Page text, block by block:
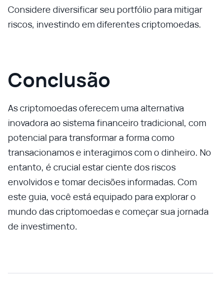
Considere diversificar seu portfólio para mitigar
riscos, investindo em diferentes criptomoedas.
Conclusão
As criptomoedas oferecem uma alternativa
inovadora ao sistema financeiro tradicional, com
potencial para transformar a forma como
transacionamos e interagimos com o dinheiro. No
entanto, é crucial estar ciente dos riscos
envolvidos e tomar decisões informadas. Com
este guia, você está equipado para explorar o
mundo das criptomoedas e começar sua jornada
de investimento.